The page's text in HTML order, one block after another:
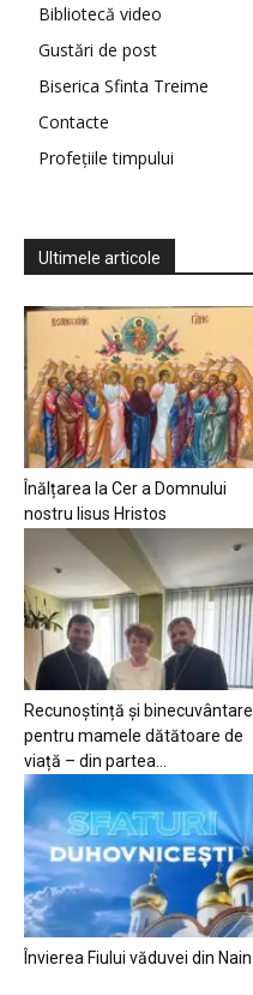
Bibliotecă video
Gustări de post
Biserica Sfinta Treime
Contacte
Profețiile timpului
Ultimele articole
Înălțarea la Cer a Domnului
nostru Iisus Hristos
Recunoștință și binecuvântare
pentru mamele dătătoare de
viață – din partea...
Învierea Fiului văduvei din Nain